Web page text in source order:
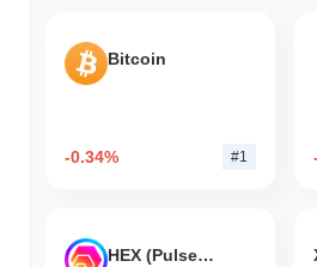
Bitcoin
-0.34% #1
HEX (Pulsechain)